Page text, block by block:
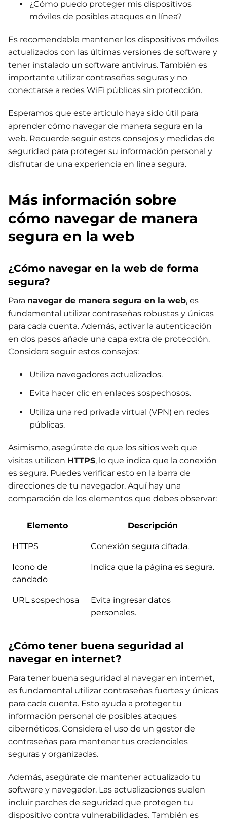
¿Cómo puedo proteger mis dispositivos
móviles de posibles ataques en línea?
Es recomendable mantener los dispositivos móviles
actualizados con las últimas versiones de software y
tener instalado un software antivirus. También es
importante utilizar contraseñas seguras y no
conectarse a redes WiFi públicas sin protección.
Esperamos que este artículo haya sido útil para
aprender cómo navegar de manera segura en la
web. Recuerde seguir estos consejos y medidas de
seguridad para proteger su información personal y
disfrutar de una experiencia en línea segura.
Más información sobre
cómo navegar de manera
segura en la web
¿Cómo navegar en la web de forma
segura?
Para navegar de manera segura en la web, es
fundamental utilizar contraseñas robustas y únicas
para cada cuenta. Además, activar la autenticación
en dos pasos añade una capa extra de protección.
Considera seguir estos consejos:
Utiliza navegadores actualizados.
Evita hacer clic en enlaces sospechosos.
Utiliza una red privada virtual (VPN) en redes
públicas.
Asimismo, asegúrate de que los sitios web que
visitas utilicen HTTPS, lo que indica que la conexión
es segura. Puedes verificar esto en la barra de
direcciones de tu navegador. Aquí hay una
comparación de los elementos que debes observar:
Elemento Descripción
HTTPS Conexión segura cifrada.
Icono de
candado
Indica que la página es segura.
URL sospechosa
Evita ingresar datos
personales.
¿Cómo tener buena seguridad al
navegar en internet?
Para tener buena seguridad al navegar en internet,
es fundamental utilizar contraseñas fuertes y únicas
para cada cuenta. Esto ayuda a proteger tu
información personal de posibles ataques
cibernéticos. Considera el uso de un gestor de
contraseñas para mantener tus credenciales
seguras y organizadas.
Además, asegúrate de mantener actualizado tu
software y navegador. Las actualizaciones suelen
incluir parches de seguridad que protegen tu
dispositivo contra vulnerabilidades. También es